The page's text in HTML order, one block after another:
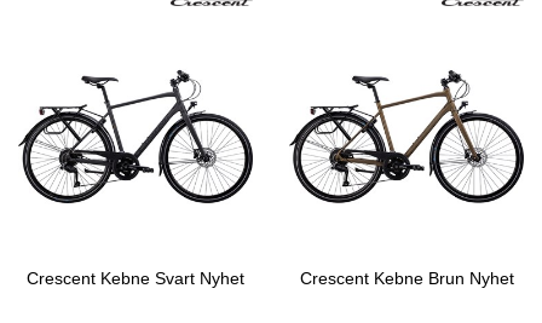
Crescent Kebne Svart Nyhet Crescent Kebne Brun Nyhet